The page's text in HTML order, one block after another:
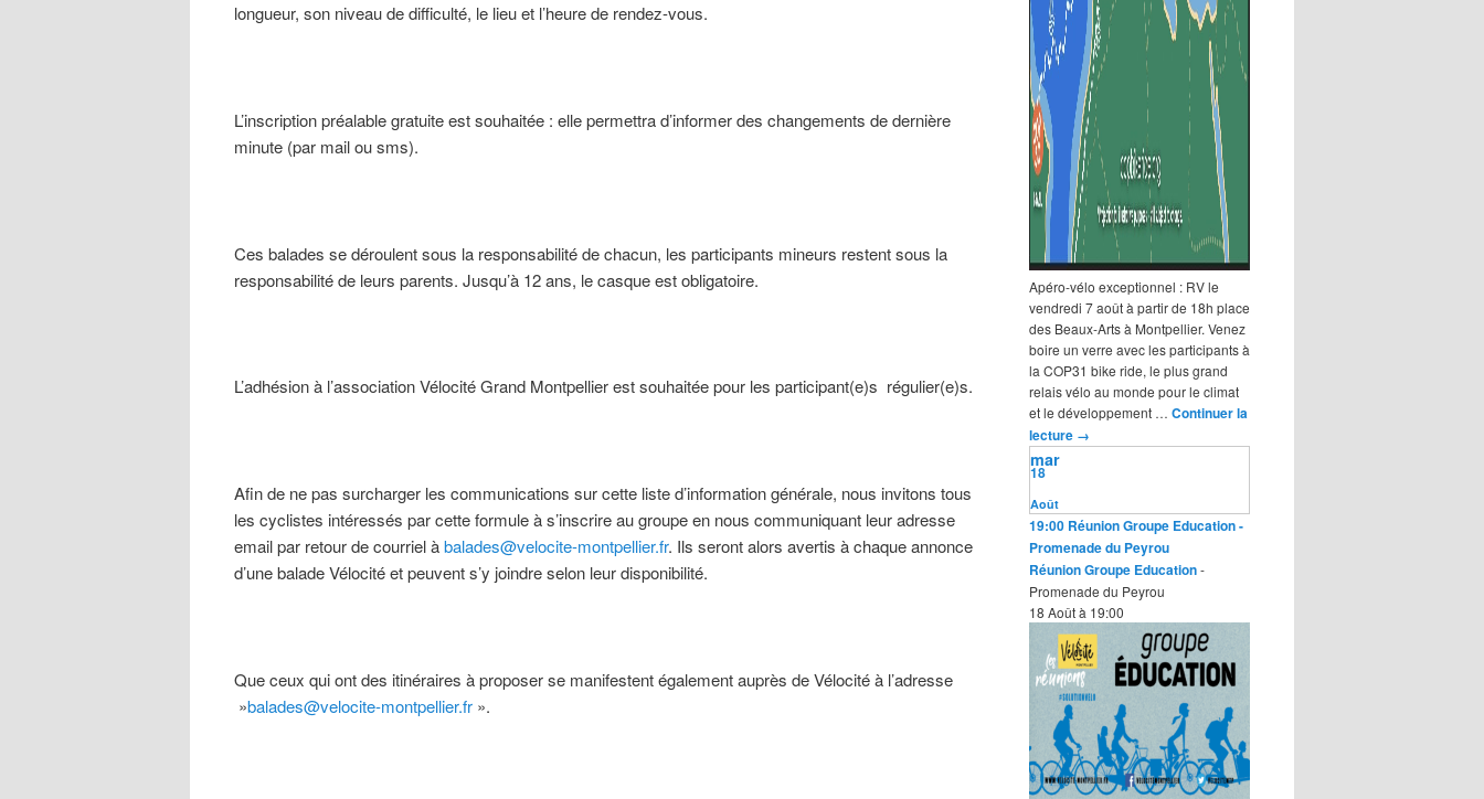
longueur, son niveau de difficulté, le lieu et l’heure de rendez-vous.
L’inscription préalable gratuite est souhaitée : elle permettra d’informer des changements de dernière
minute (par mail ou sms).
Ces balades se déroulent sous la responsabilité de chacun, les participants mineurs restent sous la
responsabilité de leurs parents. Jusqu’à 12 ans, le casque est obligatoire.
L’adhésion à l’association Vélocité Grand Montpellier est souhaitée pour les participant(e)s régulier(e)s.
Afin de ne pas surcharger les communications sur cette liste d’information générale, nous invitons tous
les cyclistes intéressés par cette formule à s’inscrire au groupe en nous communiquant leur adresse
email par retour de courriel àbalades@velocite-montpellier.fr. Ils seront alors avertis à chaque annonce
d’une balade Vélocité et peuvent s’y joindre selon leur disponibilité.
Que ceux qui ont des itinéraires à proposer se manifestent également auprès de Vélocité à l’adresse
»balades@velocite-montpellier.fr ».
Apéro-vélo exceptionnel : RV le
vendredi 7 août à partir de 18h place
des Beaux-Arts à Montpellier. Venez
boire un verre avec les participants à
la COP31 bike ride, le plus grand
relais vélo au monde pour le climat
et le développement … Continuer la
lecture →
Août
18
mar
19:00 Réunion Groupe Education-
Promenade du Peyrou
Réunion Groupe Education-
Promenade du Peyrou
18 Août à 19:00